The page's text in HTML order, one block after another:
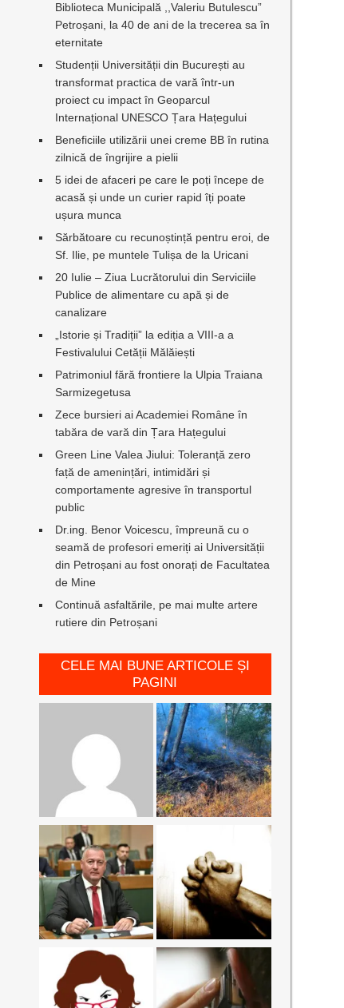
Biblioteca Municipală ,,Valeriu Butulescu”
Petroșani, la 40 de ani de la trecerea sa în
eternitate
Studenții Universității din București au
transformat practica de vară într-un
proiect cu impact în Geoparcul
Internațional UNESCO Țara Hațegului
Beneficiile utilizării unei creme BB în rutina
zilnică de îngrijire a pielii
5 idei de afaceri pe care le poți începe de
acasă și unde un curier rapid îți poate
ușura munca
Sărbătoare cu recunoștință pentru eroi, de
Sf. Ilie, pe muntele Tulișa de la Uricani
20 Iulie – Ziua Lucrătorului din Serviciile
Publice de alimentare cu apă și de
canalizare
„Istorie și Tradiții” la ediția a VIII-a a
Festivalului Cetății Mălăiești
Patrimoniul fără frontiere la Ulpia Traiana
Sarmizegetusa
Zece bursieri ai Academiei Române în
tabăra de vară din Țara Hațegului
Green Line Valea Jiului: Toleranță zero
față de amenințări, intimidări și
comportamente agresive în transportul
public
Dr.ing. Benor Voicescu, împreună cu o
seamă de profesori emeriți ai Universității
din Petroșani au fost onorați de Facultatea
de Mine
Continuă asfaltările, pe mai multe artere
rutiere din Petroșani
CELE MAI BUNE ARTICOLE ȘI
PAGINI